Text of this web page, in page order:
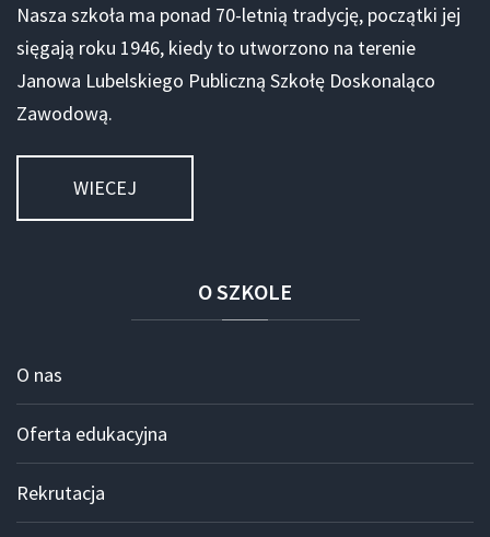
Nasza szkoła ma ponad 70-letnią tradycję, początki jej
sięgają roku 1946, kiedy to utworzono na terenie
Janowa Lubelskiego Publiczną Szkołę Doskonaląco
Zawodową.
WIECEJ
OSZKOLE
O nas
Oferta edukacyjna
Rekrutacja